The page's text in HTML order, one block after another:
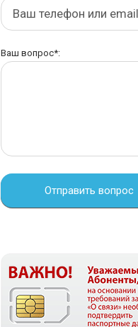
Ваш вопрос*:
Отправить вопрос